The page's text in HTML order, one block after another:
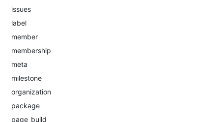
issues
label
member
membership
meta
milestone
organization
package
page_build